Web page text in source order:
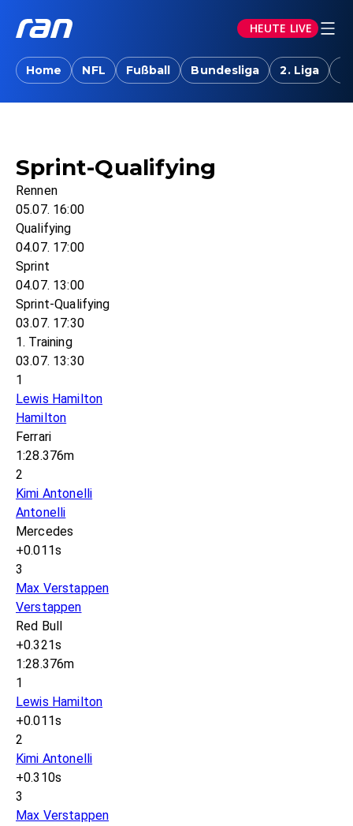
HEUTE LIVE
Home NFL Fußball Bundesliga 2. Liga
Sprint-Qualifying
Rennen
05.07. 16:00
Qualifying
04.07. 17:00
Sprint
04.07. 13:00
Sprint-Qualifying
03.07. 17:30
1. Training
03.07. 13:30
1
Lewis Hamilton
Hamilton
Ferrari
1:28.376m
2
Kimi Antonelli
Antonelli
Mercedes
+0.011s
3
Max Verstappen
Verstappen
Red Bull
+0.321s
1:28.376m
1
Lewis Hamilton
+0.011s
2
Kimi Antonelli
+0.310s
3
Max Verstappen